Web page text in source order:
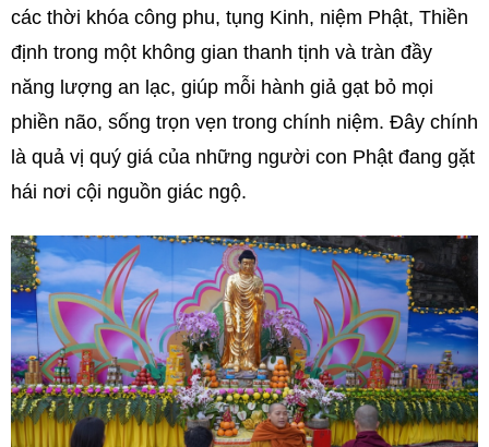
các thời khóa công phu, tụng Kinh, niệm Phật, Thiền
định trong một không gian thanh tịnh và tràn đầy
năng lượng an lạc, giúp mỗi hành giả gạt bỏ mọi
phiền não, sống trọn vẹn trong chính niệm. Đây chính
là quả vị quý giá của những người con Phật đang gặt
hái nơi cội nguồn giác ngộ.